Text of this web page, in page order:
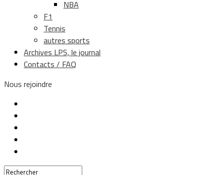
NBA
F1
Tennis
autres sports
Archives LPS, le journal
Contacts / FAQ
Nous rejoindre